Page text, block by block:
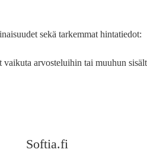
sekä tarkemmat hintatiedot:
arvosteluihin tai muuhun
Softia.fi